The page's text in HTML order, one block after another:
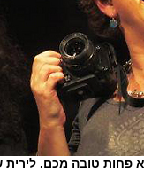
פחות טובה מכם.